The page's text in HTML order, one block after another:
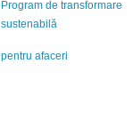
Program de transformare
sustenabilă
pentru afaceri